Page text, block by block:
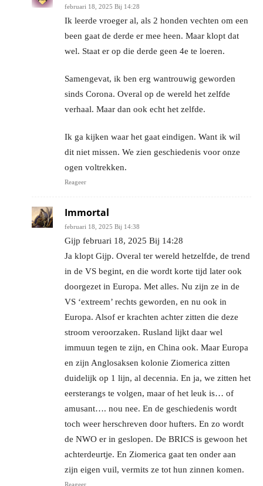
februari 18, 2025 Bij 14:28
Ik leerde vroeger al, als 2 honden vechten om een
been gaat de derde er mee heen. Maar klopt dat
wel. Staat er op die derde geen 4e te loeren.
Samengevat, ik ben erg wantrouwig geworden
sinds Corona. Overal op de wereld het zelfde
verhaal. Maar dan ook echt het zelfde.
Ik ga kijken waar het gaat eindigen. Want ik wil
dit niet missen. We zien geschiedenis voor onze
ogen voltrekken.
Reageer
Immortal
februari 18, 2025 Bij 14:38
Gijp februari 18, 2025 Bij 14:28
Ja klopt Gijp. Overal ter wereld hetzelfde, de trend
in de VS begint, en die wordt korte tijd later ook
doorgezet in Europa. Met alles. Nu zijn ze in de
VS ‘extreem’ rechts geworden, en nu ook in
Europa. Alsof er krachten achter zitten die deze
stroom veroorzaken. Rusland lijkt daar wel
immuun tegen te zijn, en China ook. Maar Europa
en zijn Anglosaksen kolonie Ziomerica zitten
duidelijk op 1 lijn, al decennia. En ja, we zitten het
eersterangs te volgen, maar of het leuk is… of
amusant…. nou nee. En de geschiedenis wordt
toch weer herschreven door hufters. En zo wordt
de NWO er in geslopen. De BRICS is gewoon het
achterdeurtje. En Ziomerica gaat ten onder aan
zijn eigen vuil, vermits ze tot hun zinnen komen.
Reageer